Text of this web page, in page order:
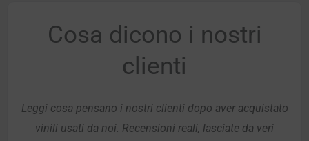
Cosa dicono i nostri
clienti
Leggi cosa pensano i nostri clienti dopo aver acquistato
vinili usati da noi. Recensioni reali, lasciate da veri